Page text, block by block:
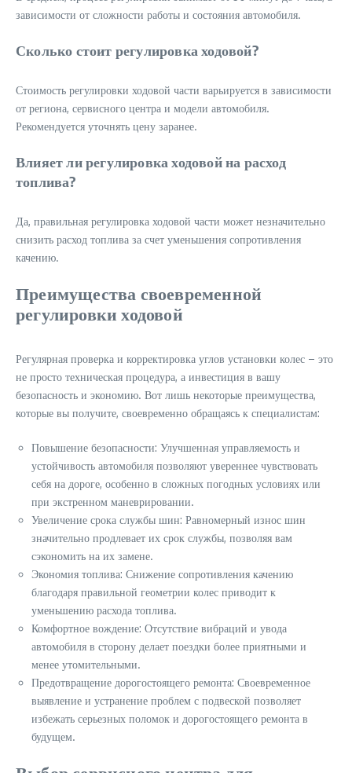
зависимости от сложности работы и состояния автомобиля.
Сколько стоит регулировка ходовой?
Стоимость регулировки ходовой части варьируется в зависимости
от региона, сервисного центра и модели автомобиля.
Рекомендуется уточнять цену заранее.
Влияет ли регулировка ходовой на расход
топлива?
Да, правильная регулировка ходовой части может незначительно
снизить расход топлива за счет уменьшения сопротивления
качению.
Преимущества своевременной
регулировки ходовой
Регулярная проверка и корректировка углов установки колес – это
не просто техническая процедура, а инвестиция в вашу
безопасность и экономию. Вот лишь некоторые преимущества,
которые вы получите, своевременно обращаясь к специалистам:
Повышение безопасности: Улучшенная управляемость и
устойчивость автомобиля позволяют увереннее чувствовать
себя на дороге, особенно в сложных погодных условиях или
при экстренном маневрировании.
Увеличение срока службы шин: Равномерный износ шин
значительно продлевает их срок службы, позволяя вам
сэкономить на их замене.
Экономия топлива: Снижение сопротивления качению
благодаря правильной геометрии колес приводит к
уменьшению расхода топлива.
Комфортное вождение: Отсутствие вибраций и увода
автомобиля в сторону делает поездки более приятными и
менее утомительными.
Предотвращение дорогостоящего ремонта: Своевременное
выявление и устранение проблем с подвеской позволяет
избежать серьезных поломок и дорогостоящего ремонта в
будущем.